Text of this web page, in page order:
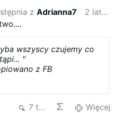
zAdrianna7
2 lata temu
wszyscy czujemy co
"
z FB
7 tys. Więcej